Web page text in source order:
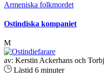
Armeniska folkmordet
Ostindiska kompaniet
M
av: Kerstin Ackerhans och
Lästid 6 minuter